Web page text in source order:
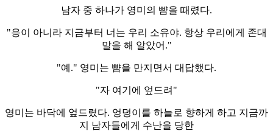
남자 중 하나가 영미의 뺨을 때렸다.
"응이 아니라 지금부터 너는 우리 소유야. 항상 우리에게 존대
말을 해 알았어."
"예." 영미는 뺨을 만지면서 대답했다.
"자 여기에 엎드려"
영미는 바닥에 엎드렸다. 엉덩이를 하늘로 향하게 하고 지금까
지 남자들에게 수난을 당한